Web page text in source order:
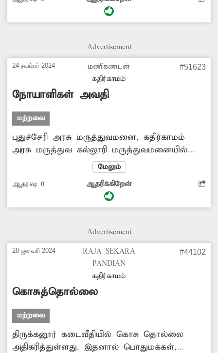
துரத்தி கடிக்க வாய்ப்புள்ளது. எனவே தெரு
நாய்கள் வெறி பிடிக்காமல் இருக்க
எடுத்தால் நன்றாக இருக்கும்.
Advertisement
24 நவம்பர் 2024
மணிகண்டன்
கதிர்காமம்
#51623
நோயாளிகள் அவதி
மற்றவை
புதுச்சேரி அரசு மருத்துவமனை, கதிர்காமம்
அரசு மருத்துவ கல்லூரி மருத்துவமனையில்
விடுமுறை தினத்தில் டாக்டர்கள்,
உதவியாளர்கள் முறையாக பணியில்
இருப்பதில்லை. இதனால் அவசர சிகிச்சைக்கு
வருபவர்கள் நீண்ட நேரம் காத்திருக்க வேண்டிய
நடவடிக்கை எடுக்க வேண்டும்.
மேலும்
ஆதரவு: 0 ஆதரிக்கிறேன்
Advertisement
28 ஜனவரி 2024
RAJA SEKARA
PANDIAN
கதிர்காமம்
#44102
கொசுத்தொல்லை
மற்றவை
திருக்கனூர் கடைவீதியில் கொசு தொல்லை
அதிகரித்துள்ளது. இதனால் பொதுமக்கள்,